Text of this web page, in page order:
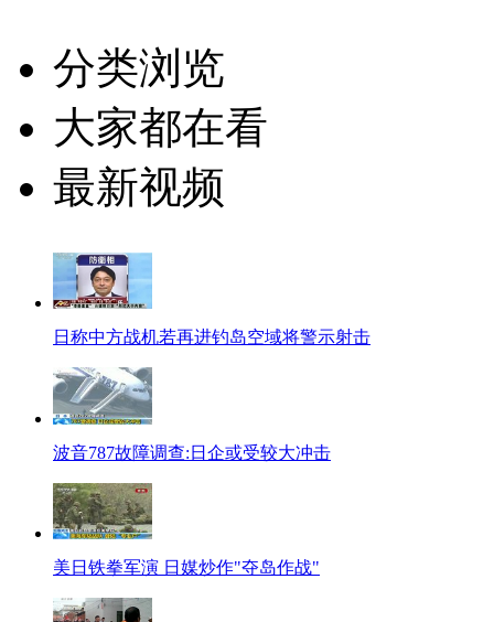
分类浏览
大家都在看
最新视频
日称中方战机若再进钓岛空域将警示射击
波音787故障调查:日企或受较大冲击
美日铁拳军演 日媒炒作"夺岛作战"